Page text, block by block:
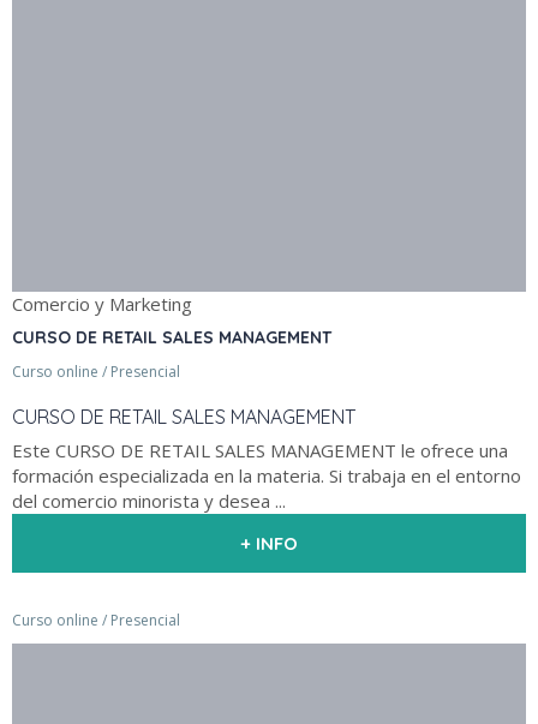
Comercio y Marketing
CURSO DE RETAIL SALES MANAGEMENT
Curso online / Presencial
CURSO DE RETAIL SALES MANAGEMENT
Este CURSO DE RETAIL SALES MANAGEMENT le ofrece una
formación especializada en la materia. Si trabaja en el entorno
del comercio minorista y desea ...
+ INFO
Curso online / Presencial